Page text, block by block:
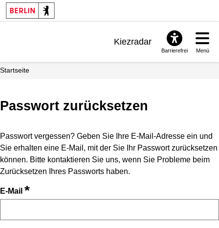
Kiezradar
Barrierefrei Menü
Startseite
Passwort zurücksetzen
Passwort vergessen? Geben Sie Ihre E-Mail-Adresse ein und
Sie erhalten eine E-Mail, mit der Sie Ihr Passwort zurücksetzen
können. Bitte kontaktieren Sie uns, wenn Sie Probleme beim
Zurücksetzen Ihres Passworts haben.
E-Mail *